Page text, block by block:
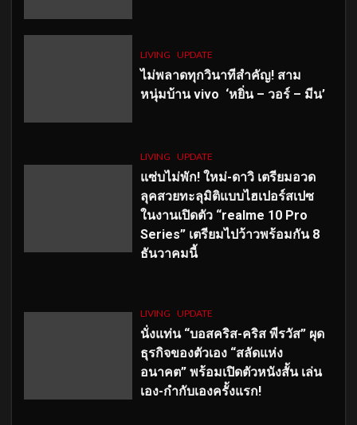
LIVING UPDATE
ไม่พลาดทุกวินาทีสำคัญ! สาม
หนุ่มบ้าน vivo ‘หยิ่น – วอร์ – มีน’
LIVING UPDATE
แซ่บไม่พัก! ใหม่-ดาวิ เตรียมอวด
ลุคสวยทะลุมิติแบบไฮเปอร์สเปซ
ในงานเปิดตัว “realme 10 Pro
Series” เตรียมไปว้าวพร้อมกัน 8
ธันวาคมนี้
LIVING UPDATE
นั่งแท่น “บอสคริส-คริส พีรวัส” ผุด
ธุรกิจของตัวเอง “สลัดแห่ง
อนาคต” พร้อมเปิดตัวหนังสั้น เล่น
เอง-กำกับเองครั้งแรก!